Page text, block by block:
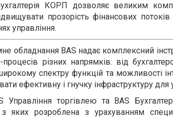
КОРП дозволяє великим
прозорість фінансових
управління.
обладнання BAS надає комплексний
процесів різних напрямків: від
спектру функцій та можливості
ефективну і гнучку інфраструктуру для
Управління торгівлею та BAS
з яких розроблена з урахуванням